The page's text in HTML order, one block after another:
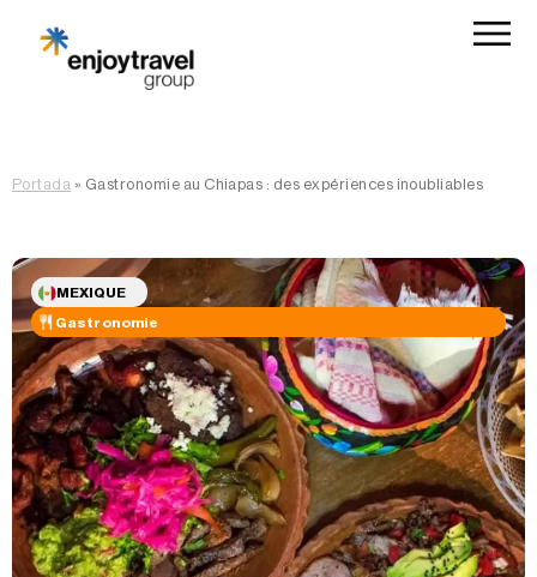
Portada » Gastronomie au Chiapas : des expériences inoubliables
MEXIQUE
Gastronomie